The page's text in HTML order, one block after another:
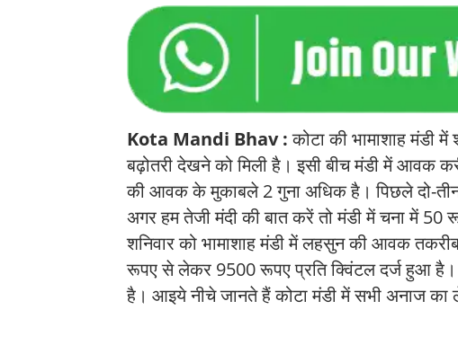
Kota Mandi Bhav :कोटा की भामाशाह मंडी
बढ़ोतरी देखने को मिली है। इसी बीच मंडी में आवक
की आवक के मुकाबले 2 गुना अधिक है। पिछले दो-
अगर हम तेजी मंदी की बात करें तो मंडी में चना में 50
शनिवार को भामाशाह मंडी में लहसुन की आवक
रूपए से लेकर 9500 रूपए प्रति क्विंटल दर्ज हुआ है।
है। आइये नीचे जानते हैं कोटा मंडी में सभी अनाज का